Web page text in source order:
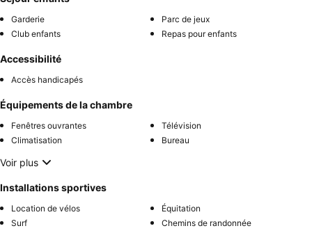
Garderie
Parc de jeux
Club enfants
Repas pour enfants
Accessibilité
Accès handicapés
Équipements de la chambre
Fenêtres ouvrantes
Télévision
Climatisation
Bureau
Voir plus
Installations sportives
Location de vélos
Équitation
Surf
Chemins de randonnée